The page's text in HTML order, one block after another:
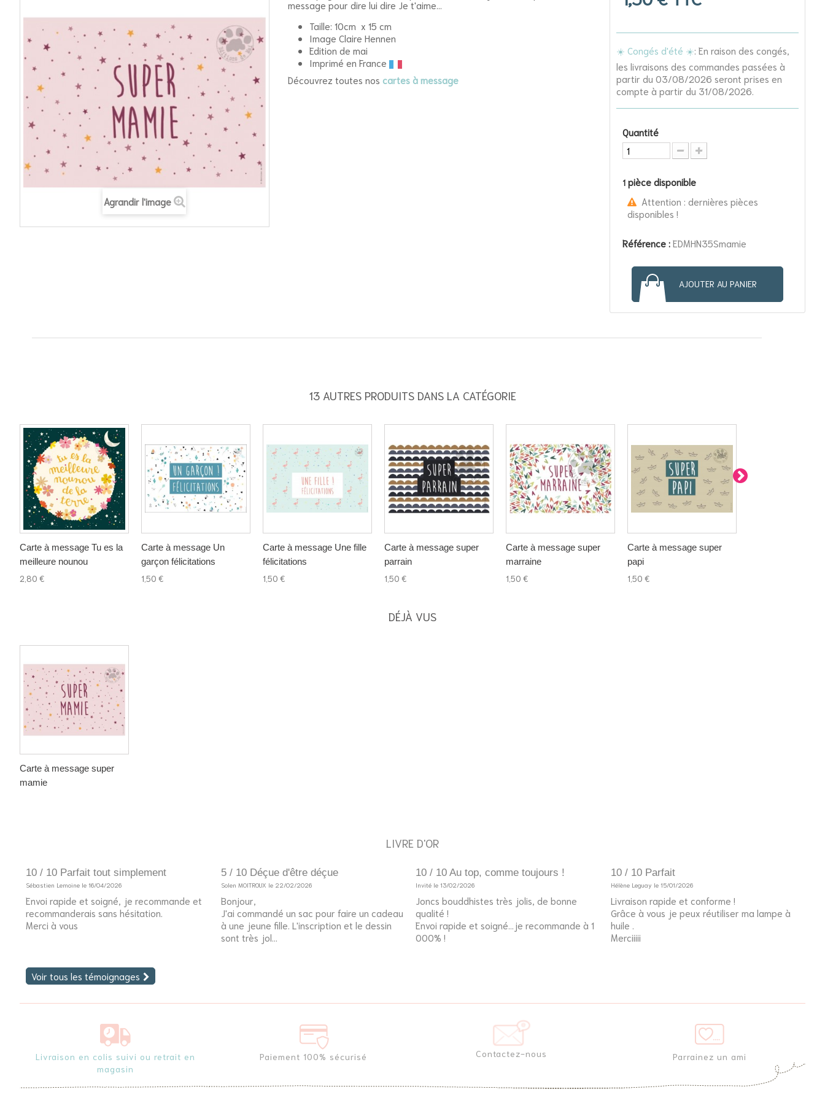
Agrandir l'image
message pour dire lui dire Je t'aime...
Taille: 10cm x 15 cm
Image Claire Hennen
Edition de mai
Imprimé en France
Découvrez toutes nos cartes à message
☀️ Congés d'été ☀️: En raison des congés,
les livraisons des commandes passées à
partir du 03/08/2026 seront prises en
compte à partir du 31/08/2026.
Quantité
1 pièce disponible
Attention : dernières pièces
disponibles !
Référence : EDMHN35Smamie
AJOUTER AU PANIER
13 AUTRES PRODUITS DANS LA CATÉGORIE
Carte à message Tu es la
meilleure nounou
2,80 €
Carte à message Un
garçon félicitations
1,50 €
Carte à message Une fille
félicitations
1,50 €
Carte à message super
parrain
1,50 €
Carte à message super
marraine
1,50 €
Carte à message super
papi
1,50 €
DÉJÀ VUS
Carte à message super
mamie
LIVRE D'OR
10 / 10 Parfait tout simplement
Sébastien Lemoine le 16/04/2026
Envoi rapide et soigné, je recommande et
recommanderais sans hésitation.
Merci à vous
5 / 10 Déçue d'être déçue
Solen MOITROUX le 22/02/2026
Bonjour,
J'ai commandé un sac pour faire un cadeau
à une jeune fille. L'inscription et le dessin
sont très jol...
10 / 10 Au top, comme toujours !
Invité le 13/02/2026
Joncs bouddhistes très jolis, de bonne
qualité !
Envoi rapide et soigné...je recommande à 1
000% !
10 / 10 Parfait
Hélène Leguay le 15/01/2026
Livraison rapide et conforme !
Grâce à vous je peux réutiliser ma lampe à
huile .
Merciiiii
Voir tous les témoignages
Livraison en colis suivi ou retrait en
magasin
Paiement 100% sécurisé Contactez-nous Parrainez un ami